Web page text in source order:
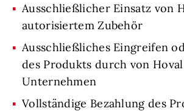
Ausschließlicher Einsatz von
autorisiertem Zubehör
Ausschließliches Eingreifen
des Produkts durch von
Unternehmen
Vollständige Bezahlung des